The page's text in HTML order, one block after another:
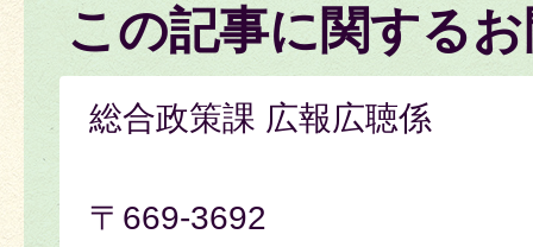
この記事に関する
総合政策課 広報広聴係
〒669-3692